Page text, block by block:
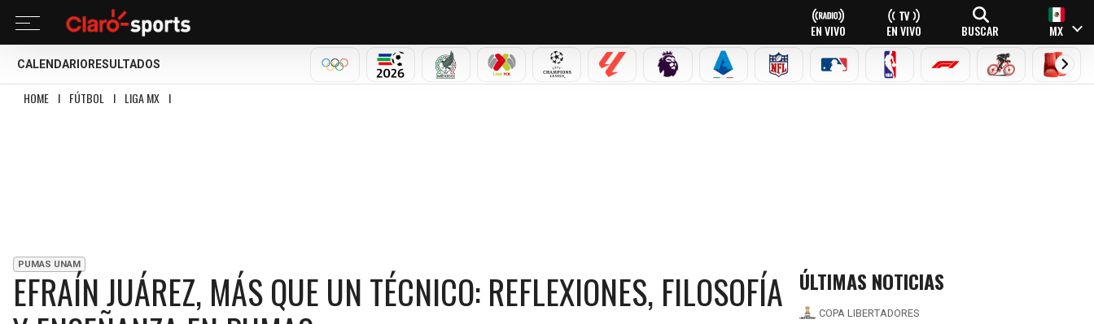
EN VIVO EN VIVO BUSCAR MX
CALENDARIO RESULTADOS
OLÍMPICOSMUNDIAL 2026SELECCIÓN MEXICANA
LIGA MX CHAMPIONS LEAGUE
LALIGA PREMIER LEAGUE
SERIE A NFL MLB NBA FÓRMULA 1CICLISMOBOXEO
HOME I FÚTBOL I LIGA MX I
PUMAS UNAM
EFRAÍN JUÁREZ, MÁS QUE UN TÉCNICO: REFLEXIONES, FILOSOFÍA
ÚLTIMAS NOTICIAS
COPA LIBERTADORES